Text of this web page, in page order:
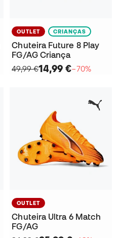
OUTLET CRIANÇAS
Chuteira Future 8 Play
FG/AG Criança
49,99 €14,99 €−70%
OUTLET
Chuteira Ultra 6 Match
FG/AG